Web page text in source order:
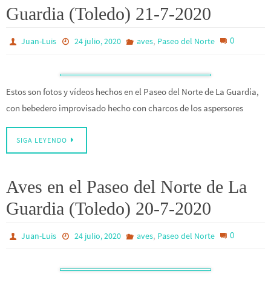
Guardia (Toledo) 21-7-2020
Juan-Luis 24 julio, 2020 aves, Paseo del Norte 0
Estos son fotos y vídeos hechos en el Paseo del Norte de La Guardia,
con bebedero improvisado hecho con charcos de los aspersores
SIGA LEYENDO
Aves en el Paseo del Norte de La
Guardia (Toledo) 20-7-2020
Juan-Luis 24 julio, 2020 aves, Paseo del Norte 0